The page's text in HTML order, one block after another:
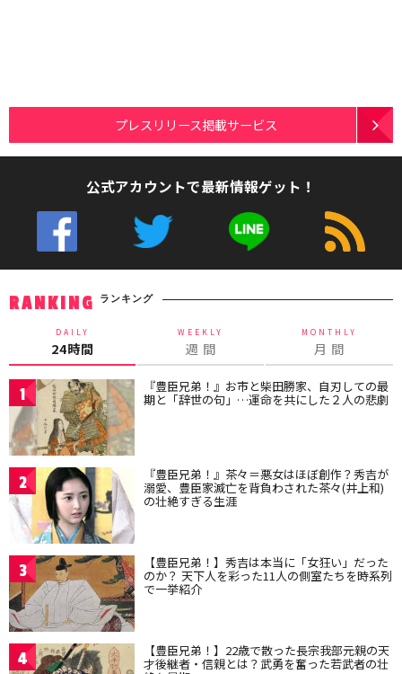
プレスリリース掲載サービス
公式アカウントで最新情報ゲット！
RANKING ランキング
DAILY
24時間
WEEKLY
週 間
MONTHLY
月 間
1 『豊臣兄弟！』お市と柴田勝家、自刃しての最
期と「辞世の句」…運命を共にした２人の悲劇
2 『豊臣兄弟！』茶々＝悪女はほぼ創作？秀吉が
溺愛、豊臣家滅亡を背負わされた茶々(井上和)
の壮絶すぎる生涯
3 【豊臣兄弟！】秀吉は本当に「女狂い」だった
のか？ 天下人を彩った11人の側室たちを時系列
で一挙紹介
4 【豊臣兄弟！】22歳で散った長宗我部元親の天
才後継者・信親とは？武勇を奮った若武者の壮